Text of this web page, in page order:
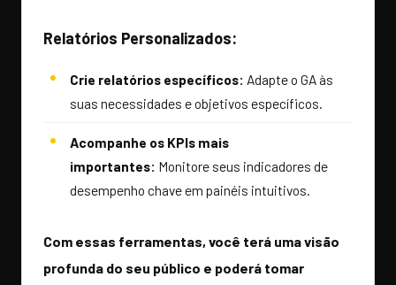
Relatórios Personalizados:
Crie relatórios específicos: Adapte o GA às
suas necessidades e objetivos específicos.
Acompanhe os KPIs mais
importantes: Monitore seus indicadores de
desempenho chave em painéis intuitivos.
Com essas ferramentas, você terá uma visão
profunda do seu público e poderá tomar